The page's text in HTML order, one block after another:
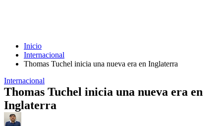
Inicio
Internacional
Thomas Tuchel inicia una nueva era en Inglaterra
Internacional
Thomas Tuchel inicia una nueva era en
Inglaterra